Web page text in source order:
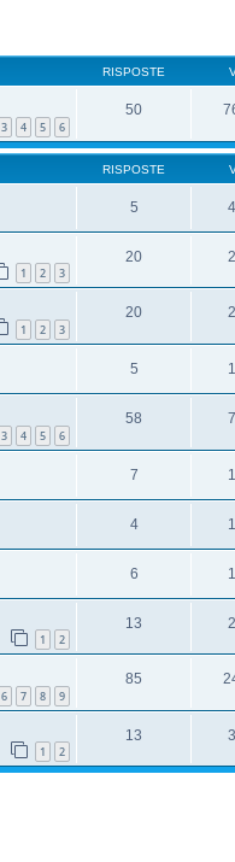
RISPOSTE
3 4 5 6
50
RISPOSTE
5
1 2 3
20
1 2 3
20
5
3 4 5 6
58
7
4
6
1 2
13
6 7 8 9
85
1 2
13